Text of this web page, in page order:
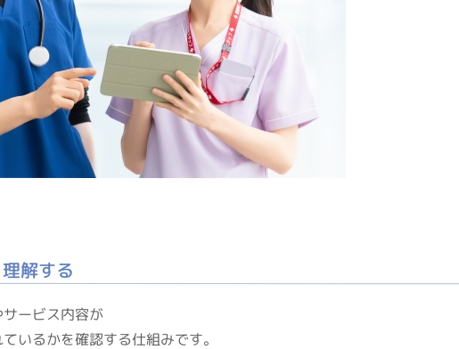
解する
ービス内容が
いるかを確認する仕組みです。